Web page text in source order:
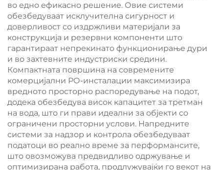
во едно ефикасно решение. Овие системи
обезбедуваат исклучителна сигурност и
доверливост со издржливи материјали за
конструкција и резервни компоненти што
гарантираат непрекинато функционирање дури
и во захтевните индустриски средини.
Компактната површина на современите
комерцијални РО-инсталации максимизира
вредното просторно распоредување на подот,
додека обезбедува висок капацитет за третман
на вода, што ги прави идеални за објекти со
ограничени просторни услови. Напредните
системи за надзор и контрола обезбедуваат
податоци во реално време за перформансите,
што овозможува предвидливо одржување и
оптимизирана работа, продлужувајќи го векот на